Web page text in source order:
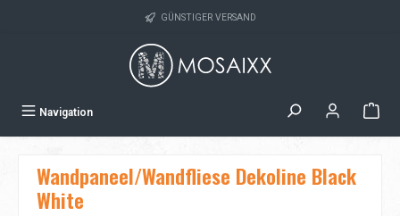
GÜNSTIGER VERSAND
Navigation
Wandpaneel/Wandfliese Dekoline Black
White